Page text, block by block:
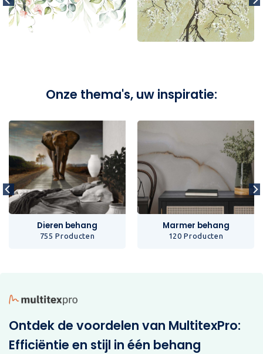
Onze thema's, uw inspiratie:
Dieren behang
755 Producten
Marmer behang
120 Producten
Ontdek de voordelen van MultitexPro:
Efficiëntie en stijl in één behang